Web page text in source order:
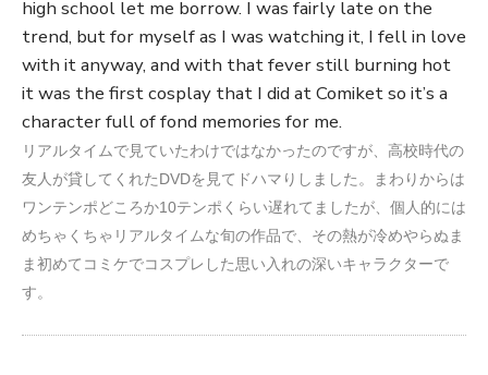
high school let me borrow. I was fairly late on the
trend, but for myself as I was watching it, I fell in love
with it anyway, and with that fever still burning hot
it was the first cosplay that I did at Comiket so it’s a
character full of fond memories for me.
リアルタイムで見ていたわけではなかったのですが、高校時代の
友人が貸してくれたDVDを見てドハマりしました。まわりからは
ワンテンポどころか10テンポくらい遅れてましたが、個人的には
めちゃくちゃリアルタイムな旬の作品で、その熱が冷めやらぬま
ま初めてコミケでコスプレした思い入れの深いキャラクターで
す。